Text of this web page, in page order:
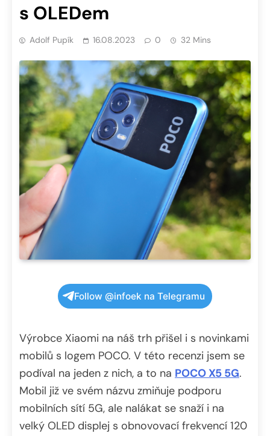
s OLEDem
Adolf Pupík 16.08.2023 0 32 Mins
Follow @infoek na Telegramu
Výrobce Xiaomi na náš trh přišel i s novinkami
mobilů s logem POCO. V této recenzi jsem se
podíval na jeden z nich, a to na POCO X5 5G.
Mobil již ve svém názvu zmiňuje podporu
mobilních sítí 5G, ale nalákat se snaží i na
velký OLED displej s obnovovací frekvencí 120